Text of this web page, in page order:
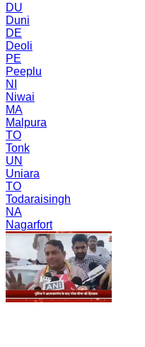
DU
Duni
DE
Deoli
PE
Peeplu
NI
Niwai
MA
Malpura
TO
Tonk
UN
Uniara
TO
Todaraisingh
NA
Nagarfort